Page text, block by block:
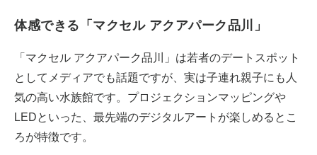
体感できる「マクセル アクアパーク品川」
「マクセル アクアパーク品川」は若者のデートスポット
としてメディアでも話題ですが、実は子連れ親子にも人
気の高い水族館です。プロジェクションマッピングや
LEDといった、最先端のデジタルアートが楽しめるとこ
ろが特徴です。